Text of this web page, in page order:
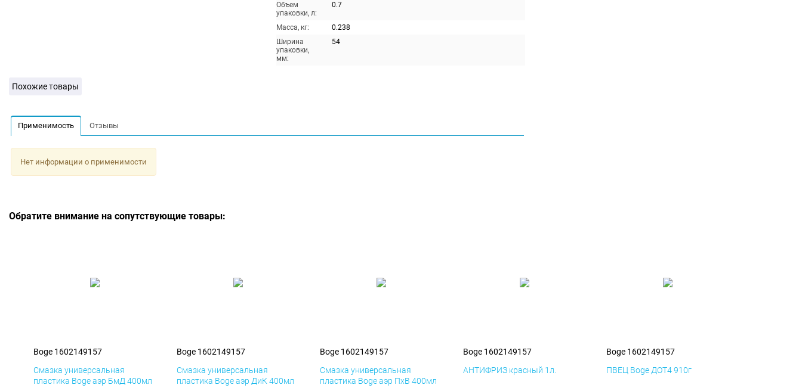
Объем
упаковки, л:
0.7
Масса, кг:
0.238
Ширина
упаковки,
мм:
54
Похожие товары
Применимость Отзывы
Нет информации о применимости
Обратите внимание на сопутствующие товары:
Boge 1602149157
Смазка универсальная
пластика Boge аэр БмД 400мл
Boge 1602149157
Смазка универсальная
пластика Boge аэр ДиК 400мл
Boge 1602149157
Смазка универсальная
пластика Boge аэр ПхВ 400мл
Boge 1602149157
АНТИФРИЗ красный 1л.
Boge 1602149157
ПВЕЦ Boge ДОТ4 910г